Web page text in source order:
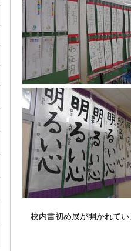
校内書初め展が開かれてい